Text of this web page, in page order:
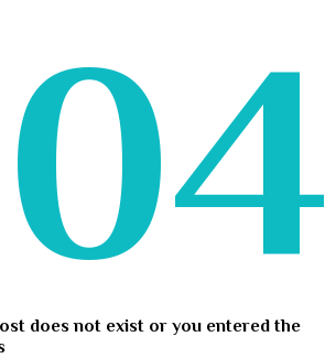
does not exist or you entered the